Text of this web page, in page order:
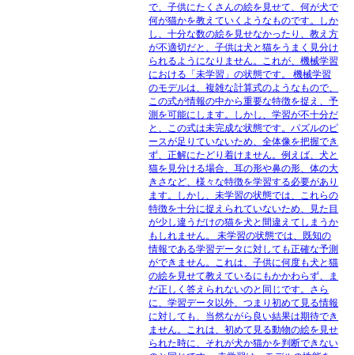
で、子供にたくさんの絵を見せて、何が犬で
何が猫かを教えていくようなものです。しか
し、十分な数の絵を見せなかったり、教え方
が不適切だと、子供は犬と猫をうまく見分け
られるようになりません。これが、機械学習
における「未学習」の状態です。 機械学習
のモデルは、複雑な計算式のようなもので、
この式が情報の中から重要な特徴を捉え、予
測を可能にします。しかし、学習が不十分だ
と、この式は未完成な状態です。パズルのピ
ースが足りていないため、全体像を把握でき
ず、正解にたどり着けません。例えば、犬と
猫を見分ける場合、耳の形や鼻の形、体の大
きさなど、様々な特徴を学習する必要があり
ます。しかし、未学習の状態では、これらの
特徴を十分に捉えられていないため、見た目
が少し違うだけの猫を犬と間違えてしまうか
もしれません。 未学習の状態では、既知の
情報である学習データに対しても正確な予測
ができません。これは、子供に何度も犬と猫
の絵を見せて教えているにもかかわらず、ま
だ正しく答えられないのと同じです。さら
に、学習データ以外、つまり初めて見る情報
に対しても、当然ながら良い結果は期待でき
ません。これは、初めて見る動物の絵を見せ
られた時に、それが犬か猫かを判断できない